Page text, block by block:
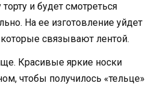
и будет смотреться
На ее изготовление уйдет
связывают лентой.
Красивые яркие носки
чтобы получилось «тельце»